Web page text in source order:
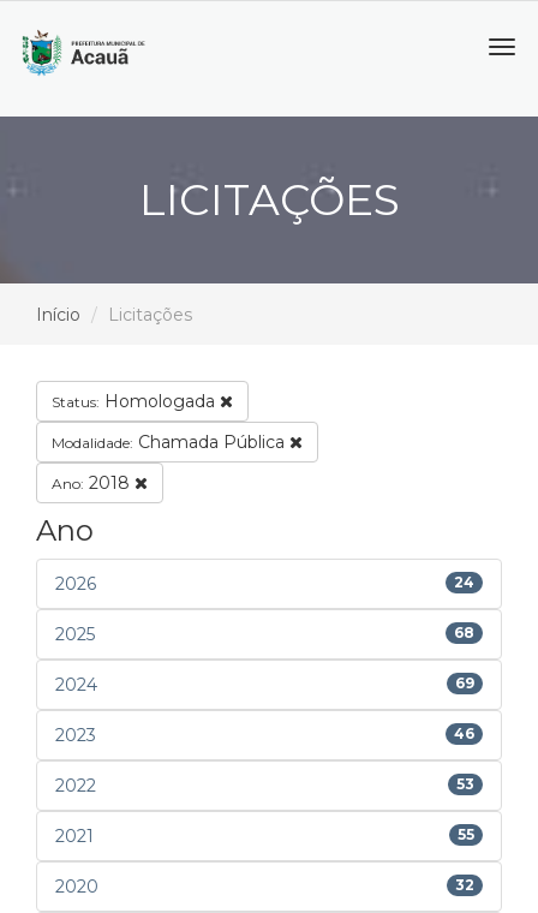
LICITAÇÕES
Início Licitações
Status: Homologada
Modalidade: Chamada Pública
Ano: 2018
Ano
2026 24
2025 68
2024 69
2023 46
2022 53
2021 55
2020 32